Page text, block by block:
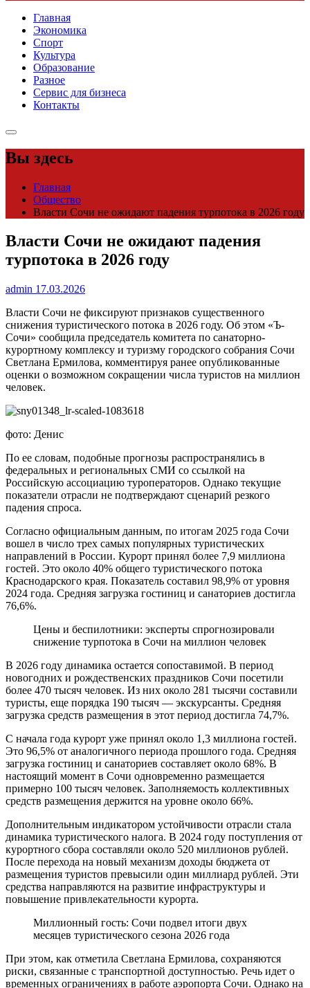
Главная
Экономика
Спорт
Культура
Образование
Разное
Сервис для бизнеса
Контакты
Вы здесь
Главная
Общество
Власти Сочи не ожидают падения турпотока в 2026 году
Власти Сочи не ожидают падения
турпотока в 2026 году
admin 17.03.2026
Власти Сочи не фиксируют признаков существенного
снижения туристического потока в 2026 году. Об этом «Ъ-
Сочи» сообщила председатель комитета по санаторно-
курортному комплексу и туризму городского собрания Сочи
Светлана Ермилова, комментируя ранее опубликованные
оценки о возможном сокращении числа туристов на миллион
человек.
фото: Денис
По ее словам, подобные прогнозы распространялись в
федеральных и региональных СМИ со ссылкой на
Российскую ассоциацию туроператоров. Однако текущие
показатели отрасли не подтверждают сценарий резкого
падения спроса.
Согласно официальным данным, по итогам 2025 года Сочи
вошел в число трех самых популярных туристических
направлений в России. Курорт принял более 7,9 миллиона
гостей. Это около 40% общего туристического потока
Краснодарского края. Показатель составил 98,9% от уровня
2024 года. Средняя загрузка гостиниц и санаториев достигла
76,6%.
Цены и беспилотники: эксперты спрогнозировали
снижение турпотока в Сочи на миллион человек
В 2026 году динамика остается сопоставимой. В период
новогодних и рождественских праздников Сочи посетили
более 470 тысяч человек. Из них около 281 тысячи составили
туристы, еще порядка 190 тысяч — экскурсанты. Средняя
загрузка средств размещения в этот период достигла 74,7%.
С начала года курорт уже принял около 1,3 миллиона гостей.
Это 96,5% от аналогичного периода прошлого года. Средняя
загрузка гостиниц и санаториев составляет около 68%. В
настоящий момент в Сочи одновременно размещается
примерно 100 тысяч человек. Заполняемость коллективных
средств размещения держится на уровне около 66%.
Дополнительным индикатором устойчивости отрасли стала
динамика туристического налога. В 2024 году поступления от
курортного сбора составляли около 520 миллионов рублей.
После перехода на новый механизм доходы бюджета от
размещения туристов превысили один миллиард рублей. Эти
средства направляются на развитие инфраструктуры и
повышение привлекательности курорта.
Миллионный гость: Сочи подвел итоги двух
месяцев туристического сезона 2026 года
При этом, как отметила Светлана Ермилова, сохраняются
риски, связанные с транспортной доступностью. Речь идет о
временных ограничениях в работе аэропорта Сочи. Однако на